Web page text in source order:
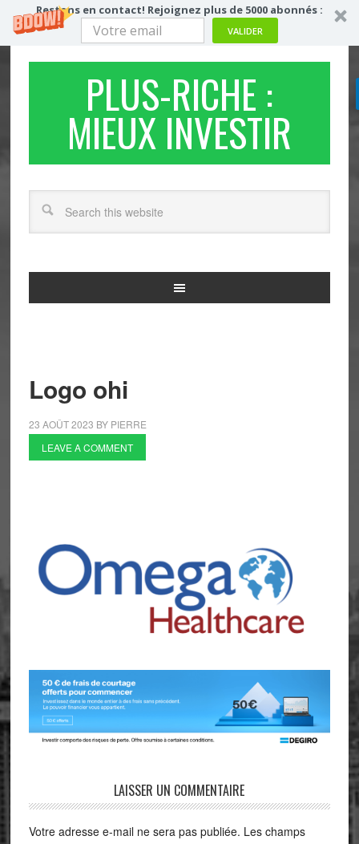
Restons en contact! Rejoignez plus de 5000 abonnés :
VALIDER
PLUS-RICHE :
MIEUX INVESTIR
Logo ohi
23 AOÛT 2023 BY PIERRE
LEAVE A COMMENT
LAISSER UN COMMENTAIRE
Votre adresse e-mail ne sera pas publiée. Les champs